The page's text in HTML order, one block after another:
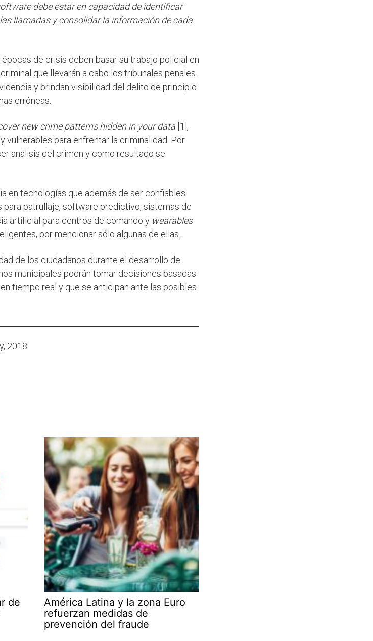
debe estar en capacidad de identificar
llamadas y consolidar la información de cada
de crisis deben basar su trabajo policial en
que llevarán a cabo los tribunales penales.
y brindan visibilidad del delito de principio
erróneas.
new crime patterns hidden in your data [1],
vulnerables para enfrentar la criminalidad. Por
análisis del crimen y como resultado se
en tecnologías que además de ser confiables
patrullaje, software predictivo, sistemas de
artificial para centros de comando y wearables
por mencionar sólo algunas de ellas.
de los ciudadanos durante el desarrollo de
municipales podrán tomar decisiones basadas
tiempo real y que se anticipan ante las posibles
2018
de
América Latina y la zona Euro
refuerzan medidas de
prevención del fraude